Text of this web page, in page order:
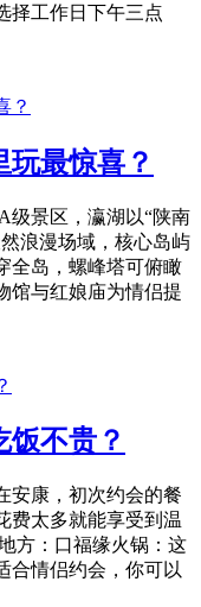
择工作日下午三点
最惊喜？
级景区，瀛湖以“陕南
浪漫场域，核心岛屿
全岛，螺峰塔可俯瞰
馆与红娘庙为情侣提
不贵？
安康，初次约会的餐
费太多就能享受到温
方：口福缘火锅：这
合情侣约会，你可以